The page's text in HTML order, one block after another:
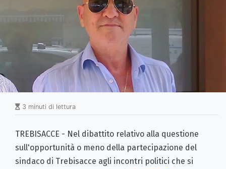
3 minuti di lettura
TREBISACCE - Nel dibattito relativo alla questione
sull'opportunità o meno della partecipazione del
sindaco di Trebisacce agli incontri politici che si